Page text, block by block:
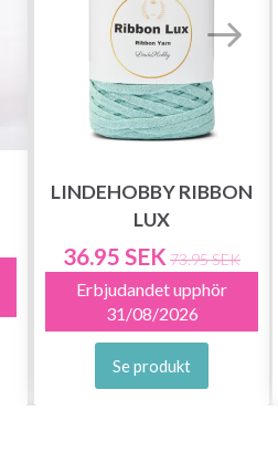
LINDEHOBBY RIBBON
LUX
36.95 SEK 73.95 SEK
Erbjudandet upphör
31/08/2026
Se produkt